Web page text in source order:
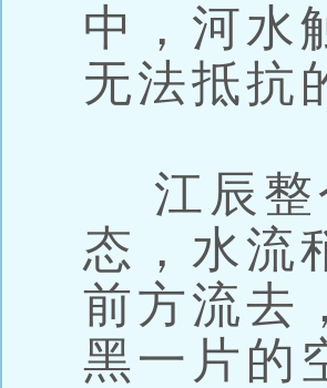
中，河水
无法抵抗
江辰整
态，水流
前方流去
黑一片的